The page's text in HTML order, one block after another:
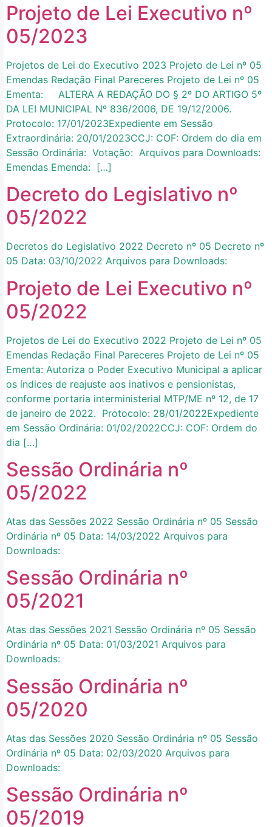
Projeto de Lei Executivo nº
05/2023
Projetos de Lei do Executivo 2023 Projeto de Lei nº 05
Emendas Redação Final Pareceres Projeto de Lei nº 05
Ementa: ALTERA A REDAÇÃO DO § 2º DO ARTIGO 5º
DA LEI MUNICIPAL Nº 836/2006, DE 19/12/2006.
Protocolo: 17/01/2023Expediente em Sessão
Extraordinária: 20/01/2023CCJ: COF: Ordem do dia em
Sessão Ordinária: Votação: Arquivos para Downloads:
Emendas Emenda: […]
Decreto do Legislativo nº
05/2022
Decretos do Legislativo 2022 Decreto nº 05 Decreto nº
05 Data: 03/10/2022 Arquivos para Downloads:
Projeto de Lei Executivo nº
05/2022
Projetos de Lei do Executivo 2022 Projeto de Lei nº 05
Emendas Redação Final Pareceres Projeto de Lei nº 05
Ementa: Autoriza o Poder Executivo Municipal a aplicar
os índices de reajuste aos inativos e pensionistas,
conforme portaria interministerial MTP/ME nº 12, de 17
de janeiro de 2022. Protocolo: 28/01/2022Expediente
em Sessão Ordinária: 01/02/2022CCJ: COF: Ordem do
dia […]
Sessão Ordinária nº
05/2022
Atas das Sessões 2022 Sessão Ordinária nº 05 Sessão
Ordinária nº 05 Data: 14/03/2022 Arquivos para
Downloads:
Sessão Ordinária nº
05/2021
Atas das Sessões 2021 Sessão Ordinária nº 05 Sessão
Ordinária nº 05 Data: 01/03/2021 Arquivos para
Downloads:
Sessão Ordinária nº
05/2020
Atas das Sessões 2020 Sessão Ordinária nº 05 Sessão
Ordinária nº 05 Data: 02/03/2020 Arquivos para
Downloads:
Sessão Ordinária nº
05/2019